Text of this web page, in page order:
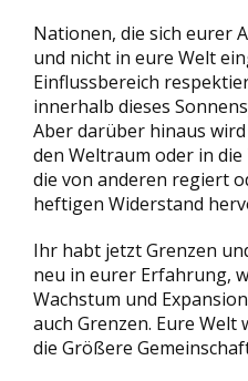
Nationen, die sich eurer
und nicht in eure Welt
Einflussbereich
innerhalb dieses
Aber darüber hinaus
den Weltraum oder in
die von anderen regiert
heftigen Widerstand
Ihr habt jetzt Grenzen
neu in eurer Erfahrung,
Wachstum und
auch Grenzen. Eure
die Größere